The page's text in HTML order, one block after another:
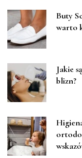
Buty
warto
Jakie
blizn?